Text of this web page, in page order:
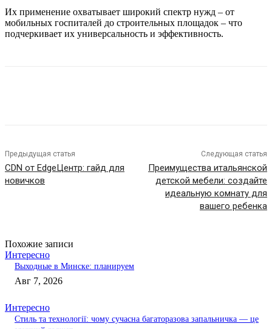
Их применение охватывает широкий спектр нужд – от
мобильных госпиталей до строительных площадок – что
подчеркивает их универсальность и эффективность.
Предыдущая статья
CDN от EdgeЦентр: гайд для
новичков
Следующая статья
Преимущества итальянской
детской мебели: создайте
идеальную комнату для
вашего ребенка
Похожие записи
Интересно
Выходные в Минске: планируем
Авг 7, 2026
Интересно
Стиль та технології: чому сучасна багаторазова запальничка — це